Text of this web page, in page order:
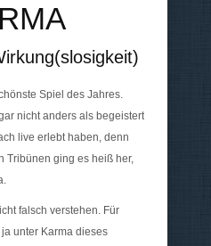
Spiel des Jahres.
nicht anders als begeistert
live erlebt haben, denn
Tribünen ging es heiß her,
falsch verstehen. Für
unter Karma dieses